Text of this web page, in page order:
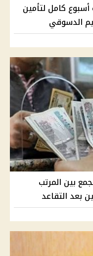
لمدة أسبوع كامل لتأمين
الدسوقي
بين المرتب
بعد التقاعد